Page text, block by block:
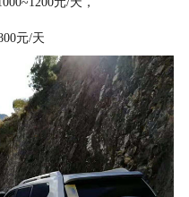
元/天